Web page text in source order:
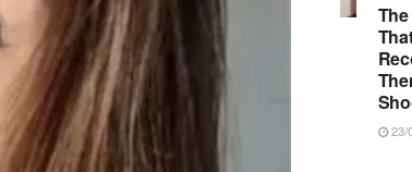
23/